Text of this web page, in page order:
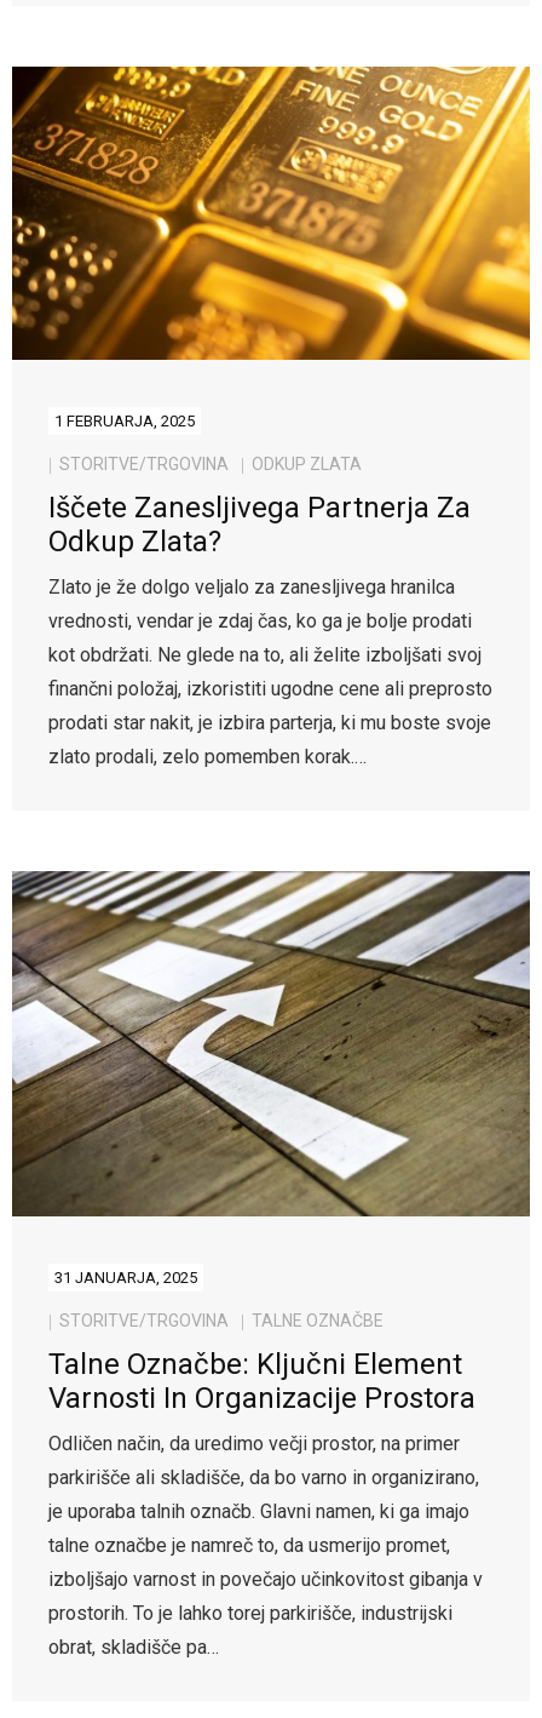
1 FEBRUARJA, 2025
STORITVE/TRGOVINA ODKUP ZLATA
Iščete Zanesljivega Partnerja Za
Odkup Zlata?
Zlato je že dolgo veljalo za zanesljivega hranilca
vrednosti, vendar je zdaj čas, ko ga je bolje prodati
kot obdržati. Ne glede na to, ali želite izboljšati svoj
finančni položaj, izkoristiti ugodne cene ali preprosto
prodati star nakit, je izbira parterja, ki mu boste svoje
zlato prodali, zelo pomemben korak.…
31 JANUARJA, 2025
STORITVE/TRGOVINA TALNE OZNAČBE
Talne Označbe: Ključni Element
Varnosti In Organizacije Prostora
Odličen način, da uredimo večji prostor, na primer
parkirišče ali skladišče, da bo varno in organizirano,
je uporaba talnih označb. Glavni namen, ki ga imajo
talne označbe je namreč to, da usmerijo promet,
izboljšajo varnost in povečajo učinkovitost gibanja v
prostorih. To je lahko torej parkirišče, industrijski
obrat, skladišče pa…